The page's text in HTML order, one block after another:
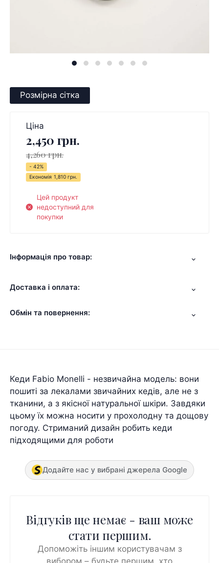
Розмірна сітка
Ціна
2,450 грн.
4,260 грн.
- 42%
Економія 1,810 грн.
Цей продукт
недоступний для
покупки
Інформація про товар:
Доставка і оплата:
Обмін та повернення:
Кеди Fabio Monelli - незвичайна модель: вони
пошиті за лекалами звичайних кедів, але не з
тканини, а з якісної натуральної шкіри. Завдяки
цьому їх можна носити у прохолодну та дощову
погоду. Стриманий дизайн робить кеди
підходящими для роботи
Додайте нас у вибрані джерела Google
Відгуків ще немає - ваш може
стати першим.
Допоможіть іншим користувачам з
вибором – будьте першим, хто